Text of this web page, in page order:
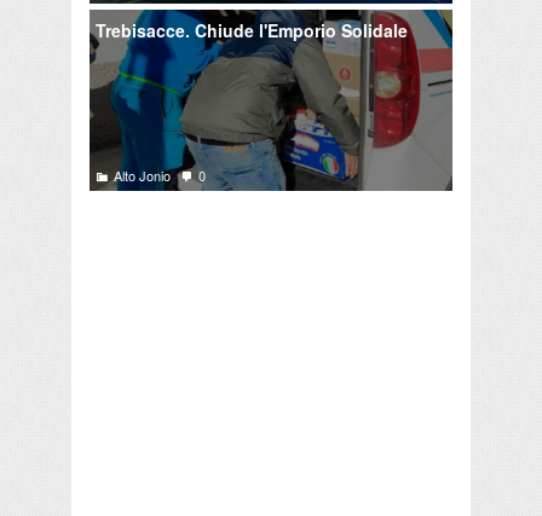
Trebisacce. Chiude l'Emporio Solidale
Alto Jonio 0